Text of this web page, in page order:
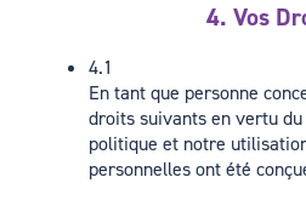
4. Vos
4.1
En tant que personne
droits suivants en vertu du
politique et notre
personnelles ont été